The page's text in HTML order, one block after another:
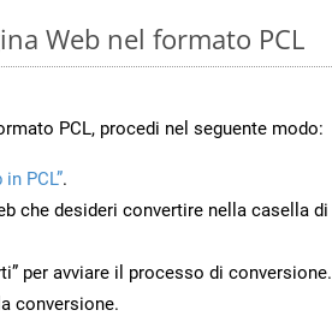
Web nel formato PCL
PCL, procedi nel seguente modo:
in PCL”.
che desideri convertire nella casella di
per avviare il processo di conversione.
conversione.